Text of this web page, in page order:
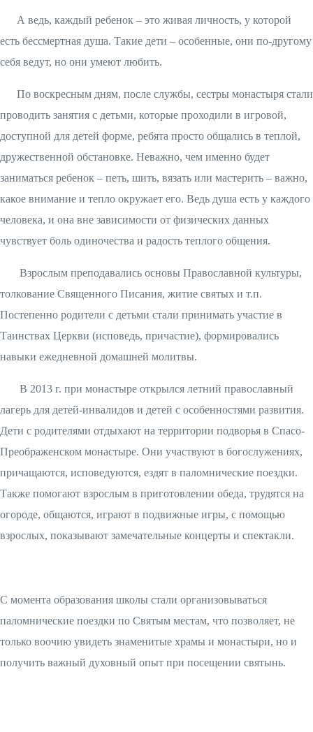
А ведь, каждый ребенок – это живая личность, у которой
есть бессмертная душа. Такие дети – особенные, они по-другому
себя ведут, но они умеют любить.
По воскресным дням, после службы, сестры монастыря стали
проводить занятия с детьми, которые проходили в игровой,
доступной для детей форме, ребята просто общались в теплой,
дружественной обстановке. Неважно, чем именно будет
заниматься ребенок – петь, шить, вязать или мастерить – важно,
какое внимание и тепло окружает его. Ведь душа есть у каждого
человека, и она вне зависимости от физических данных
чувствует боль одиночества и радость теплого общения.
Взрослым преподавались основы Православной культуры,
толкование Священного Писания, житие святых и т.п.
Постепенно родители с детьми стали принимать участие в
Таинствах Церкви (исповедь, причастие), формировались
навыки ежедневной домашней молитвы.
В 2013 г. при монастыре открылся летний православный
лагерь для детей-инвалидов и детей с особенностями развития.
Дети с родителями отдыхают на территории подворья в Спасо-
Преображенском монастыре. Они участвуют в богослужениях,
причащаются, исповедуются, ездят в паломнические поездки.
Также помогают взрослым в приготовлении обеда, трудятся на
огороде, общаются, играют в подвижные игры, с помощью
взрослых, показывают замечательные концерты и спектакли.
С момента образования школы стали организовываться
паломнические поездки по Святым местам, что позволяет, не
только воочию увидеть знаменитые храмы и монастыри, но и
получить важный духовный опыт при посещении святынь.